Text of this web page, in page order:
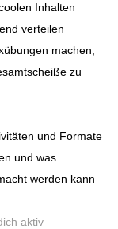
Inhalten
verteilen
machen,
zu
und Formate
und was
werden kann
aktiv